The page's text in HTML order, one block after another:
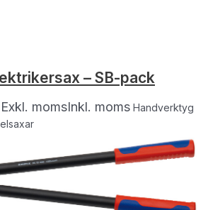
– SB-pack
Exkl. momsInkl. moms Handverktyg